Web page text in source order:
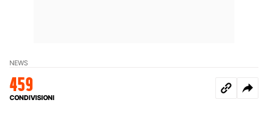
NEWS
459
CONDIVISIONI